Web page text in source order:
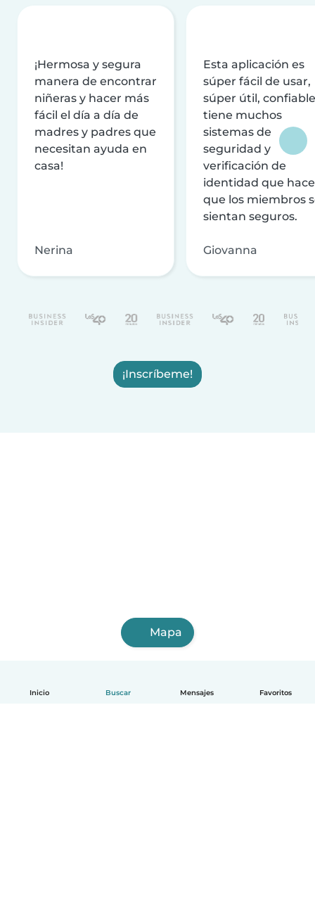
Inicio Buscar Mensajes Favoritos
¡Hermosa y segura
manera de encontrar
niñeras y hacer más
fácil el día a día de
madres y padres que
necesitan ayuda en
casa!
Nerina
Esta aplicación es
súper fácil de usar,
súper útil,
tiene muchos
sistemas de
seguridad y
verificación de
identidad que
que los miembros
sientan seguros.
Giovanna
¡Inscríbeme!
Mapa